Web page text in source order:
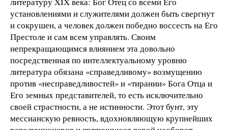
установлениями и служителями должен быть свергнут
и сокрушен, а человек должен победно воссесть на Его
Престоле и сам всем управлять. Своим
непрекращающимся влиянием эта довольно
посредственная по интеллектуальному уровню
литература обязана «справедливому» возмущению
против «несправедливостей» и «тирании» Бога Отца и
Его земных представителей, то есть исключительно
своей страстности, а не истинности. Этот бунт, эту
мессианскую ревность, вдохновляющую крупнейших